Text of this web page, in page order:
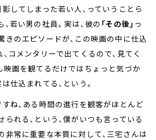
影してしまった若い人、っていうことら
若い男の社員。実は、彼の 「その後」 っ
のエピソードが、この映画の中に仕込
、コメンタリーで出てくるので、見てく
映画を観てるだけではちょっと気づか
仕込まれてる、という。
すね、ある時間の進行を観客がほとんど
れる、という、僕がいつも言っている
非常に重要な本質に対して、三宅さんは